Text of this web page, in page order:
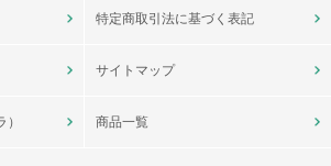
特定商取引法に基づく表記
サイトマップ
商品一覧